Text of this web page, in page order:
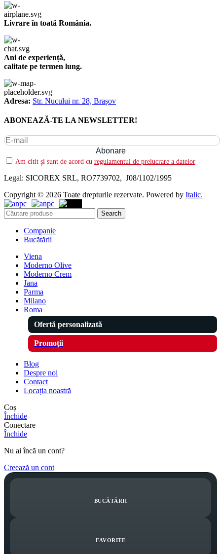
Livrare în toată România.
Ani de experiență,
calitate pe termen lung.
Adresa: Str. Nucului nr. 28, Brașov
ABONEAZĂ-TE LA NEWSLETTER!
Am citit și sunt de acord cu regulamentul de prelucrare a datelor
Legal: SICOREX SRL, RO7739702, J08/1102/1995
Copyright © 2026 Toate drepturile rezervate. Powered by Italic.
Search
Companie
Bucătării
Viena
Moderno Olive
Moderno Crem
Jana
Parma
Milano
Roma
Ofertă personalizată
Promoții
Blog
Despre noi
Contact
Locația noastră
Coș
Închide
Conectare
Închide
Nu ai încă un cont?
Creează un cont
BUCĂTĂRII
FAVORITE